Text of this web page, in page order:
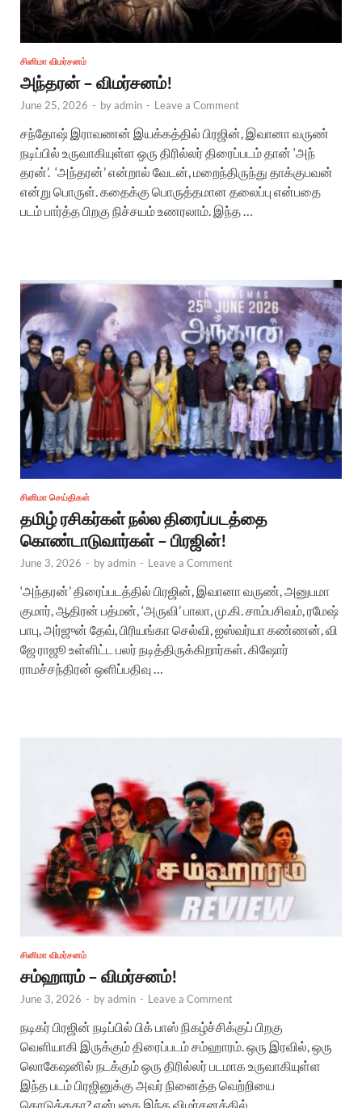
சினிமா விமர்சனம்
அந்தரன் – விமர்சனம்!
June 25, 2026 - byadmin - Leave a Comment
சந்​தோஷ் இராவணன் இயக்​கத்​தில் பிரஜின், இவானா வருண்
நடிப்பில் உருவாகியுள்ள ஒரு திரில்லர் திரைப்படம் தான் ‘அந்​
தரன்’. ‘அந்​தரன்’ என்​றால் வேடன், மறைந்​திருந்து தாக்குபவன்
என்று பொருள். கதைக்கு பொருத்தமான தலைப்பு என்பதை
படம் பார்த்த பிறகு நிச்சயம் உணரலாம். இந்த …
சினிமா செய்திகள்
தமிழ் ரசிகர்கள் நல்ல திரைப்படத்தை
கொண்டாடுவார்கள் – பிரஜின்!
June 3, 2026 - byadmin - Leave a Comment
‘அந்தரன்’ திரைப்படத்தில் பிரஜின், இவானா வருண், அனுபமா
குமார், ஆதிரன் பத்மன், ‘அருவி’ பாலா, மு.கி. சாம்பசிவம், ரமேஷ்
பாபு, அர்ஜுன் தேவ், பிரியங்கா செல்வி, ஐஸ்வர்யா கண்ணன், வி
ஜே ராஜூ உள்ளிட்ட பலர் நடித்திருக்கிறார்கள். கிஷோர்
ராமச்சந்திரன் ஒளிப்பதிவு …
சினிமா விமர்சனம்
சம்ஹாரம் – விமர்சனம்!
June 3, 2026 - byadmin - Leave a Comment
நடிகர் பிரஜின் நடிப்பில் பிக் பாஸ் நிகழ்ச்சிக்குப் பிறகு
வெளியாகி இருக்கும் திரைப்படம் சம்ஹாரம். ஒரு இரவில், ஒரு
லொகேஷனில் நடக்கும் ஒரு திரில்லர் படமாக உருவாகியுள்ள
இந்த படம் பிரஜினுக்கு அவர் நினைத்த வெற்றியை
கொடுத்ததா? என்பதை இந்த விமர்சனத்தில் …